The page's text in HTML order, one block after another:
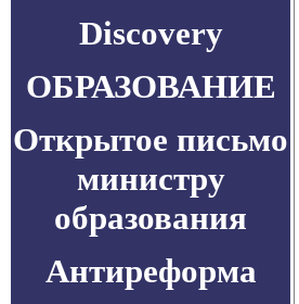
Discovery
ОБРАЗОВАНИЕ
Открытое письмо
министру
образования
Антиреформа